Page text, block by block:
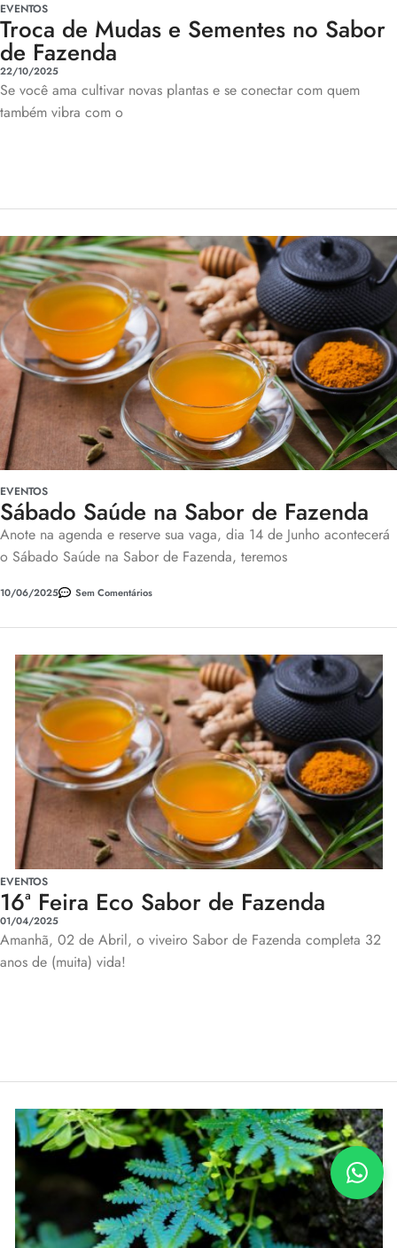
EVENTOS
Troca de Mudas e Sementes no Sabor
de Fazenda
22/10/2025
Se você ama cultivar novas plantas e se conectar com quem
também vibra com o
EVENTOS
Sábado Saúde na Sabor de Fazenda
Anote na agenda e reserve sua vaga, dia 14 de Junho acontecerá
o Sábado Saúde na Sabor de Fazenda, teremos
10/06/2025 Sem Comentários
EVENTOS
16ª Feira Eco Sabor de Fazenda
01/04/2025
Amanhã, 02 de Abril, o viveiro Sabor de Fazenda completa 32
anos de (muita) vida!